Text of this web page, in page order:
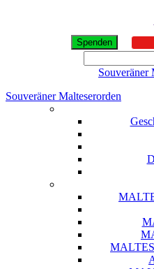
Spenden
Souveräner
Souveräner Malteserorden